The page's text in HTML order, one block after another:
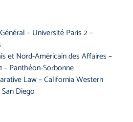
– Université Paris 2 –
et Nord-Américain des Affaires –
– Panthéon-Sorbonne
Law – California Western
Diego